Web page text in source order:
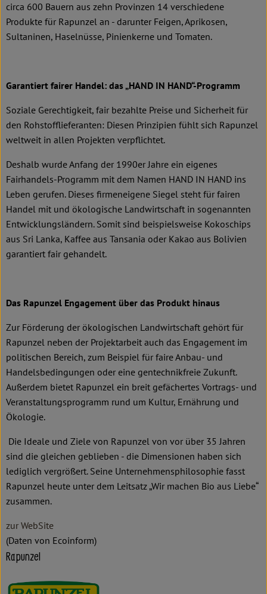
circa 600 Bauern aus zehn Provinzen 14 verschiedene
Produkte für Rapunzel an - darunter Feigen, Aprikosen,
Sultaninen, Haselnüsse, Pinienkerne und Tomaten.
Garantiert fairer Handel: das „HAND IN HAND“-Programm
Soziale Gerechtigkeit, fair bezahlte Preise und Sicherheit für
den Rohstofflieferanten: Diesen Prinzipien fühlt sich Rapunzel
weltweit in allen Projekten verpflichtet.
Deshalb wurde Anfang der 1990er Jahre ein eigenes
Fairhandels-Programm mit dem Namen HAND IN HAND ins
Leben gerufen. Dieses firmeneigene Siegel steht für fairen
Handel mit und ökologische Landwirtschaft in sogenannten
Entwicklungsländern. Somit sind beispielsweise Kokoschips
aus Sri Lanka, Kaffee aus Tansania oder Kakao aus Bolivien
garantiert fair gehandelt.
Das Rapunzel Engagement über das Produkt hinaus
Zur Förderung der ökologischen Landwirtschaft gehört für
Rapunzel neben der Projektarbeit auch das Engagement im
politischen Bereich, zum Beispiel für faire Anbau- und
Handelsbedingungen oder eine gentechnikfreie Zukunft.
Außerdem bietet Rapunzel ein breit gefächertes Vortrags- und
Veranstaltungsprogramm rund um Kultur, Ernährung und
Ökologie.
Die Ideale und Ziele von Rapunzel von vor über 35 Jahren
sind die gleichen geblieben - die Dimensionen haben sich
lediglich vergrößert. Seine Unternehmensphilosophie fasst
Rapunzel heute unter dem Leitsatz „Wir machen Bio aus Liebe“
zusammen.
zur WebSite
(Daten von Ecoinform)
Rapunzel